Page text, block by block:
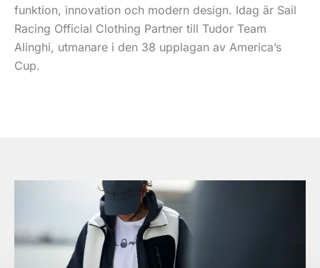
funktion, innovation och modern design. Idag är Sail
Racing Official Clothing Partner till Tudor Team
Alinghi, utmanare i den 38 upplagan av America’s
Cup.